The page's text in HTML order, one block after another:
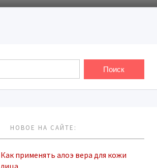
НОВОЕ НА САЙТЕ:
Как применять алоэ вера для кожи
лица